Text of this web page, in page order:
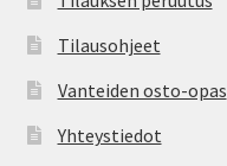
Tilausohjeet
Vanteiden osto-opas
Yhteystiedot